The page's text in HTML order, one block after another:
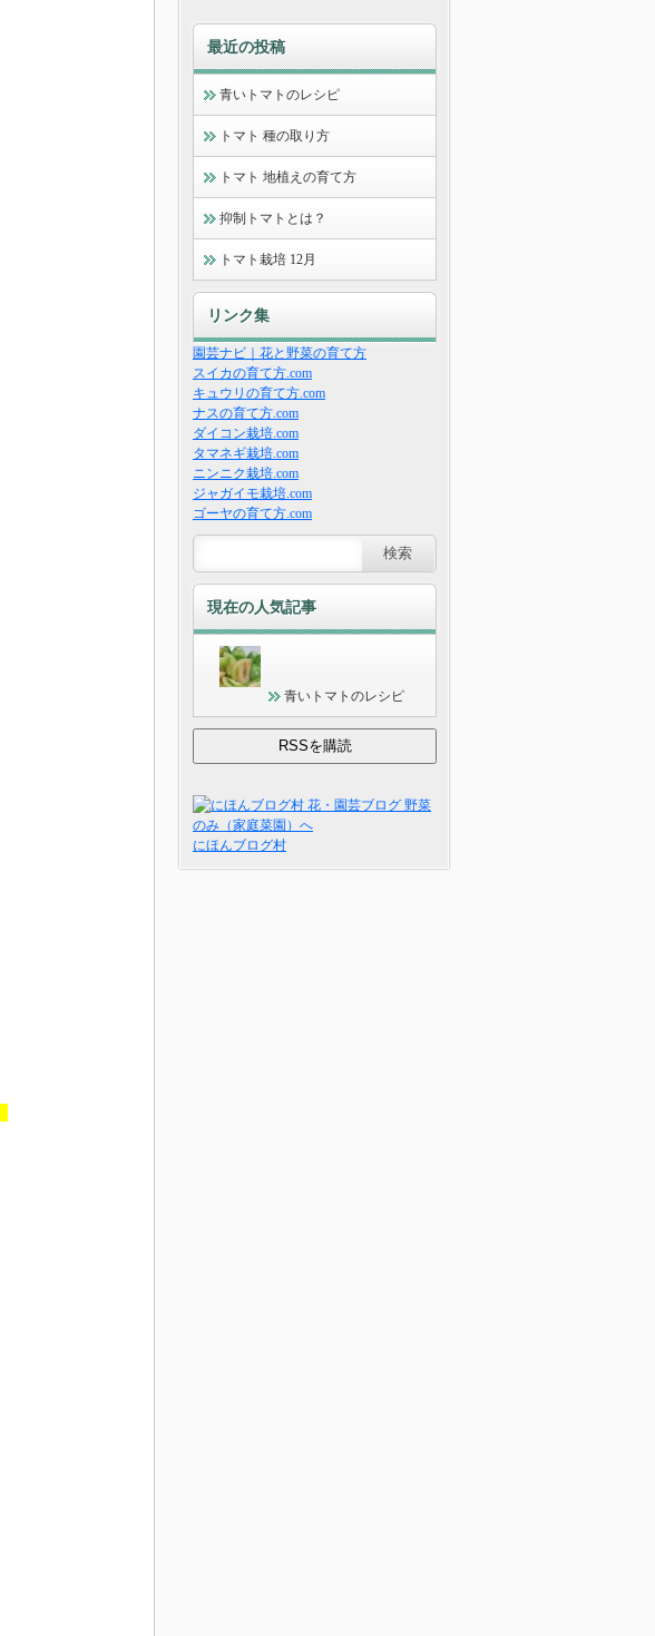
最近の投稿
青いトマトのレシピ
トマト 種の取り方
トマト 地植えの育て方
抑制トマトとは？
トマト栽培 12月
リンク集
園芸ナビ｜花と野菜の育て方
スイカの育て方.com
キュウリの育て方.com
ナスの育て方.com
ダイコン栽培.com
タマネギ栽培.com
ニンニク栽培.com
ジャガイモ栽培.com
ゴーヤの育て方.com
現在の人気記事
青いトマトのレシピ
にほんブログ村